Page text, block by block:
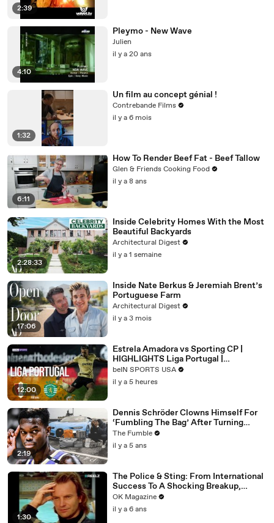
2:39
4:10
Pleymo - New Wave
Julien
il y a 20 ans
1:32
Un film au concept génial !
Contrebande Films
il y a 6 mois
6:11
How To Render Beef Fat - Beef Tallow
Glen & Friends Cooking Food
il y a 8 ans
2:28:33
Inside Celebrity Homes With the Most
Beautiful Backyards
Architectural Digest
il y a 1 semaine
17:06
Inside Nate Berkus & Jeremiah Brent’s
Portuguese Farm
Architectural Digest
il y a 3 mois
12:00
Estrela Amadora vs Sporting CP |
HIGHLIGHTS Liga Portugal |
08/08/2026 | beIN SPORTS USA
beIN SPORTS USA
il y a 5 heures
2:19
Dennis Schröder Clowns Himself For
‘Fumbling The Bag’ After Turning
Down $84m From The Lakers
The Fumble
il y a 5 ans
1:30
The Police & Sting: From International
Success To A Shocking Breakup,
REELZ Doc Digs Deep: Watch
OK Magazine
il y a 6 ans